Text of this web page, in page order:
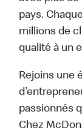
pays.
millions de
qualité à un
Rejoins une
passionnés
Chez